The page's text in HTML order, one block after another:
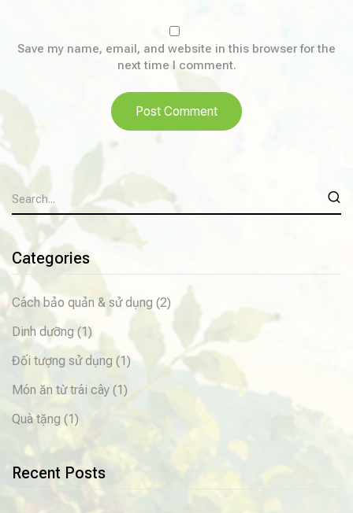
Categories
Cách bảo quản & sử dụng (2)
Dinh dưỡng(1)
Đối tượng sử dụng (1)
Món ăn từ trái cây (1)
Quà tặng (1)
Recent Posts
Save my name, email, and website in this browser for the
next time I comment.